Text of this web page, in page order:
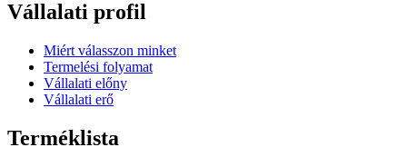
Vállalati profil
Miért válasszon minket
Termelési folyamat
Vállalati előny
Vállalati erő
Terméklista